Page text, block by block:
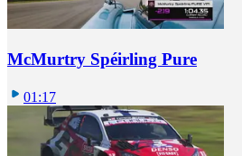
McMurtry Spéirling Pure
01:17